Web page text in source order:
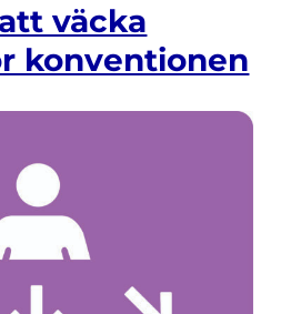
väcka
konventionen